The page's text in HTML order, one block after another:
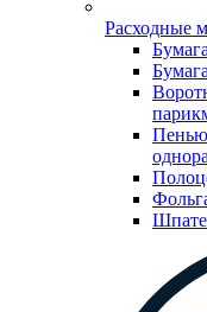
Расходные